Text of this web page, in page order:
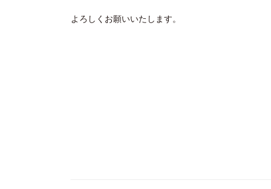
よろしくお願いいたします。